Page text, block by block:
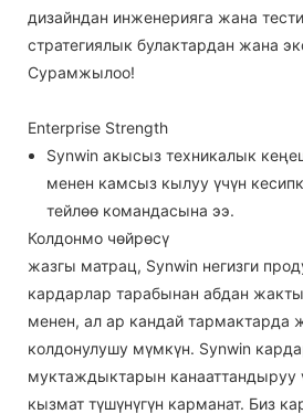
дизайндан инженерияга жана
стратегиялык булактардан жана
Сурамжылоо!
Enterprise Strength
Synwin акысыз техникалык
менен камсыз кылуу үчүн
тейлөө командасына ээ.
Колдонмо чөйрөсү
жазгы матрац, Synwin негизги
кардарлар тарабынан абдан
менен, ал ар кандай тармактарда
колдонулушу мүмкүн. Synwin
муктаждыктарын канааттандыруу
кызмат түшүнүгүн карманат. Биз